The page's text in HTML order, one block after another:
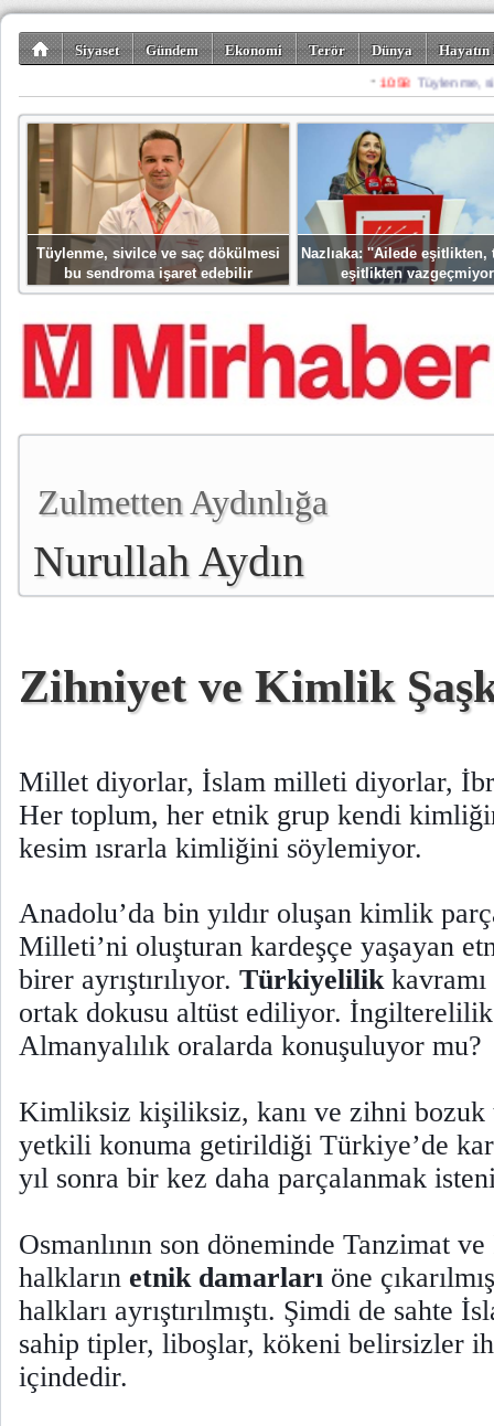
Siyaset Gündem Ekonomi Terör Dünya
Spor Misafir
Tüylenme, sivilce ve saç dökülmesi
bu sendroma işaret edebilir
Nazlıaka: ''Ailede eşitlikten,
eşitlikten
Zulmetten Aydınlığa
Nurullah Aydın
Zihniyet ve Kimlik
Millet diyorlar, İslam milleti diyorlar,
Her toplum, her etnik grup kendi
kesim ısrarla kimliğini söylemiyor.
Anadolu’da bin yıldır oluşan kimlik
Milleti’ni oluşturan kardeşçe yaşayan
birer ayrıştırılıyor. Türkiyelilik
ortak dokusu altüst ediliyor.
Almanyalılık oralarda konuşuluyor mu?
Kimliksiz kişiliksiz, kanı ve zihni
yetkili konuma getirildiği Türkiye’de
yıl sonra bir kez daha parçalanmak
Osmanlının son döneminde Tanzimat
halkların etnik damarları öne
halkları ayrıştırılmıştı. Şimdi de sahte
sahip tipler, liboşlar, kökeni belirsizler
içindedir.